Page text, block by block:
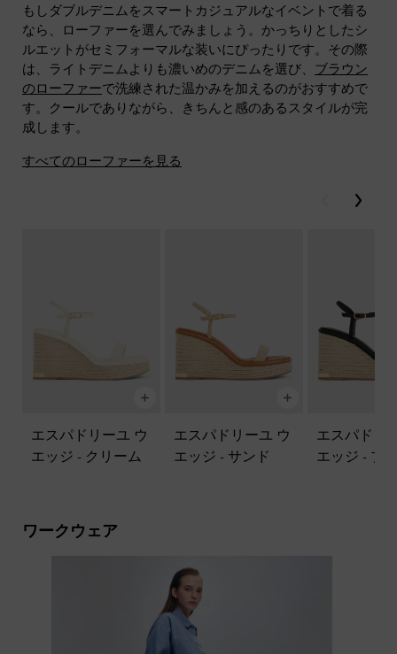
もしダブルデニムをスマートカジュアルなイベントで着る
なら、ローファーを選んでみましょう。かっちりとしたシ
ルエットがセミフォーマルな装いにぴったりです。その際
は、ライトデニムよりも濃いめのデニムを選び、 ブラウン
のローファーで洗練された温かみを加えるのがおすすめで
す。クールでありながら、きちんと感のあるスタイルが完
成します。
すべてのローファーを見る
エスパドリーユ ウ
エッジ - クリーム
エスパドリーユ ウ
エッジ - サンド
エスパドリ
エッジ - ブ
戻る
ワークウェア